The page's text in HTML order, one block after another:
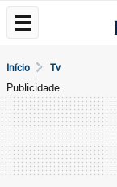
Início Tv
Publicidade